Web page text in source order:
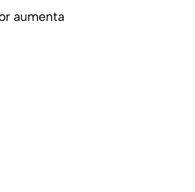
aumenta